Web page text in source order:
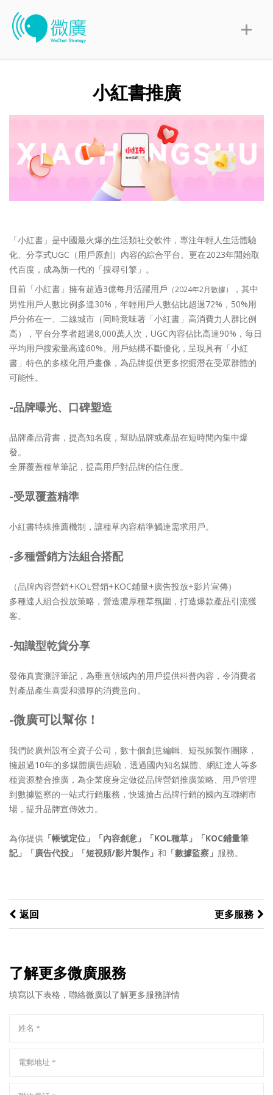
小紅書推廣
「小紅書」是中國最火爆的生活類社交軟件，專注年輕人生活體驗
化、分享式UGC（用戶原創）內容的綜合平台。更在2023年開始取
代百度，成為新一代的「搜尋引擎」。
目前「小紅書」擁有超過3億每月活躍用戶 （2024年2月數據）
，其中
男性用戶人數比例多達30%，年輕用戶人數佔比超過72%，50%用
戶分佈在一、二線城市（同時意味著「小紅書」高消費力人群比例
高），平台分享者超過8,000萬人次，UGC內容佔比高達90%，每日
平均用戶搜索量高達60%。用戶結構不斷優化，呈現具有「小紅
書」特色的多樣化用戶畫像，為品牌提供更多挖掘潛在受眾群體的
可能性。
-品牌曝光、口碑塑造
品牌產品背書，提高知名度，幫助品牌或產品在短時間內集中爆
發。
全屏覆蓋種草筆記，提高用戶對品牌的信任度。
-受眾覆蓋精準
小紅書特殊推薦機制，讓種草內容精準觸達需求用戶。
-多種營銷方法組合搭配
（品牌內容營銷+KOL營銷+KOC鋪量+廣告投放+影片宣傳）
多種達人組合投放策略，營造濃厚種草氛圍，打造爆款產品引流獲
客。
-知識型乾貨分享
發佈真實測評筆記，為垂直領域內的用戶提供科普內容，令消費者
對產品產生喜愛和濃厚的消費意向。
-微廣可以幫你！
我們於廣州設有全資子公司，數十個創意編輯、短視頻製作團隊，
擁超過10年的多媒體廣告經驗，透過國內知名媒體、網紅達人等多
種資源整合推廣，為企業度身定做從品牌營銷推廣策略、用戶管理
到數據監察的一站式行銷服務，快速搶占品牌行銷的國內互聯網市
場，提升品牌宣傳效力。
為你提供 「帳號定位」「內容創意」「KOL種草」「KOC鋪量筆
記」「廣告代投」「短視頻/影片製作」 和 「數據監察」 服務。
返回 更多服務
了解更多微廣服務
填寫以下表格，聯絡微廣以了解更多服務詳情